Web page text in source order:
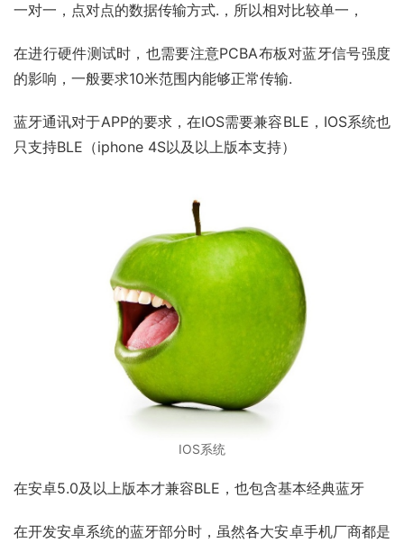
一对一，点对点的数据传输方式.，所以相对比较单一，
在进行硬件测试时，也需要注意PCBA布板对蓝牙信号强度
的影响，一般要求10米范围内能够正常传输.
蓝牙通讯对于APP的要求，在IOS需要兼容BLE，IOS系统也
只支持BLE（iphone 4S以及以上版本支持）
IOS系统
在安卓5.0及以上版本才兼容BLE，也包含基本经典蓝牙
在开发安卓系统的蓝牙部分时，虽然各大安卓手机厂商都是